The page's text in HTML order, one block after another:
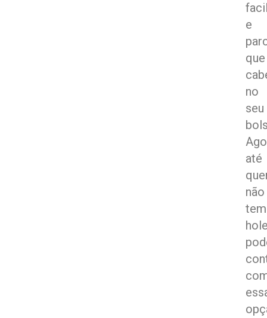
e
que
no
seu
até
não
tem